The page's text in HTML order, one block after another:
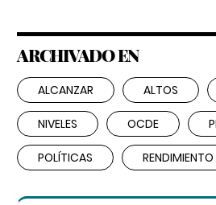
ARCHIVADO EN
ALCANZAR ALTOS
NIVELES OCDE
POLÍTICAS RENDIMIENTO